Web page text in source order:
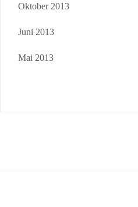
Oktober 2013
Juni 2013
Mai 2013